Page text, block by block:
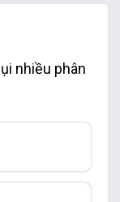
nhiều phân